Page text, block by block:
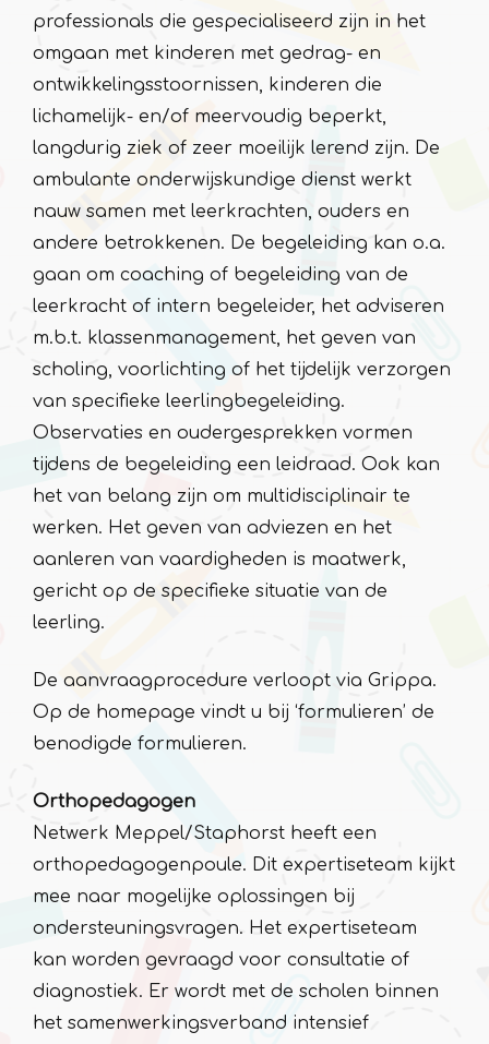
professionals die gespecialiseerd zijn in het
omgaan met kinderen met gedrag- en
ontwikkelingsstoornissen, kinderen die
lichamelijk- en/of meervoudig beperkt,
langdurig ziek of zeer moeilijk lerend zijn. De
ambulante onderwijskundige dienst werkt
nauw samen met leerkrachten, ouders en
andere betrokkenen. De begeleiding kan o.a.
gaan om coaching of begeleiding van de
leerkracht of intern begeleider, het adviseren
m.b.t. klassenmanagement, het geven van
scholing, voorlichting of het tijdelijk verzorgen
van specifieke leerlingbegeleiding.
Observaties en oudergesprekken vormen
tijdens de begeleiding een leidraad. Ook kan
het van belang zijn om multidisciplinair te
werken. Het geven van adviezen en het
aanleren van vaardigheden is maatwerk,
gericht op de specifieke situatie van de
leerling.
De aanvraagprocedure verloopt via Grippa.
Op de homepage vindt u bij ‘formulieren’ de
benodigde formulieren.
Orthopedagogen
Netwerk Meppel/Staphorst heeft een
orthopedagogenpoule. Dit expertiseteam kijkt
mee naar mogelijke oplossingen bij
ondersteuningsvragen. Het expertiseteam
kan worden gevraagd voor consultatie of
diagnostiek. Er wordt met de scholen binnen
het samenwerkingsverband intensief